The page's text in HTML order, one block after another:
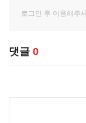
댓글 0